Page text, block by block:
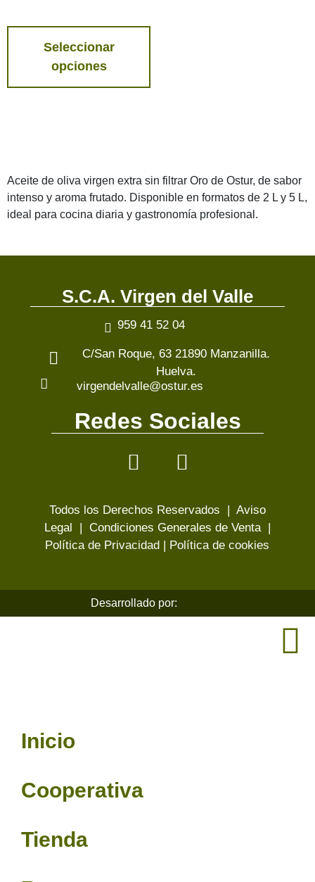
Seleccionar
opciones
Aceite de oliva virgen extra sin filtrar Oro de Ostur, de sabor
intenso y aroma frutado. Disponible en formatos de 2 L y 5 L,
ideal para cocina diaria y gastronomía profesional.
S.C.A. Virgen del Valle
959 41 52 04
C/San Roque, 63 21890 Manzanilla.
Huelva.
virgendelvalle@ostur.es
Redes Sociales
Todos los Derechos Reservados | Aviso
Legal | Condiciones Generales de Venta|
Política de Privacidad | Política de cookies
Desarrollado por:
Inicio
Cooperativa
Tienda